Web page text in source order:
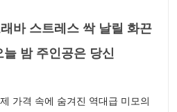
바 스트레스 싹 날릴 화끈
밤 주인공은 당신
가격 속에 숨겨진 역대급 미모의